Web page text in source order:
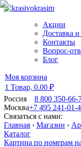
Акции
Доставка и
Контакты
Вопрос-
Блог
Моя корзина
1 Товар, 0.00 ₽
Россия
8 800 350-66-
Москва+7 495 241-01-
Связаться с нами:
Главная › Магазин ›
Каталог
Картина по номерам